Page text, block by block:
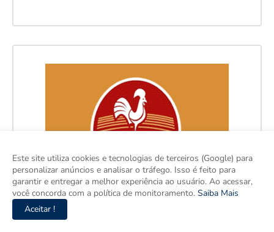
Este site utiliza cookies e tecnologias de terceiros (Google) para
personalizar anúncios e analisar o tráfego. Isso é feito para
garantir e entregar a melhor experiência ao usuário. Ao acessar,
você concorda com a política de monitoramento. Saiba Mais
Aceitar !